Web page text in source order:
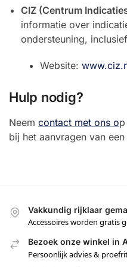
CIZ (Centrum
informatie over
ondersteuning,
Website:
Hulp nodig?
Neem contact met ons o
bij het aanvragen van
Vakkundig rijklaar
Accessoires worden gratis
Bezoek onze winkel in
Persoonlijk advies &